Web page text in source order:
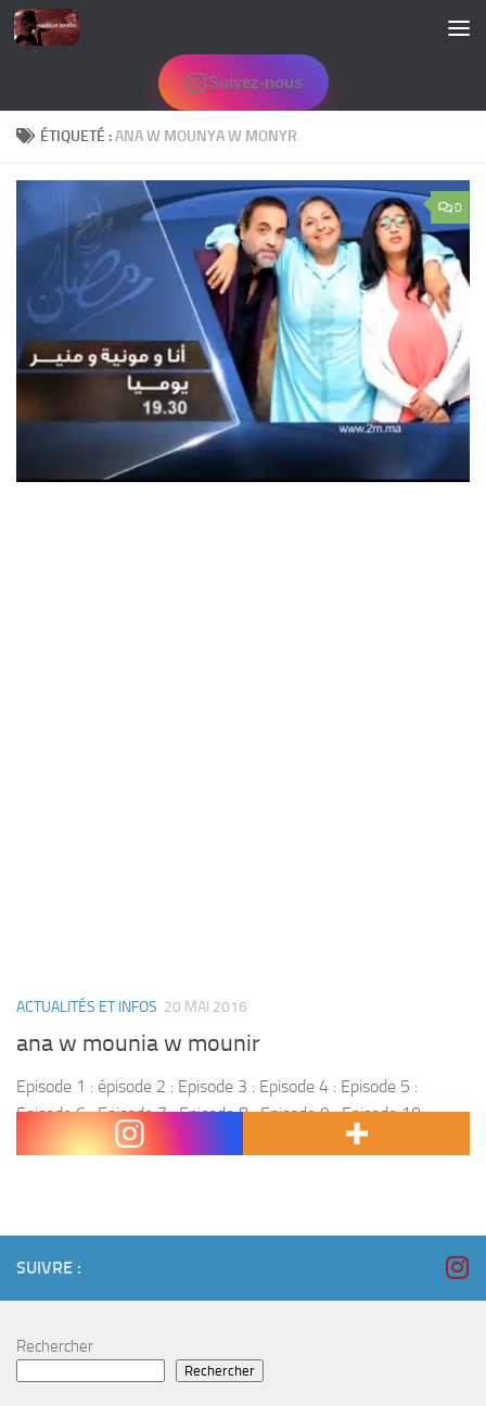
Skip to content
Suivez-nous
ÉTIQUETÉ :ANA W MOUNYA W MONYR
0
ACTUALITÉS ET INFOS 20 MAI 2016
ana w mounia w mounir
Episode 1 : épisode 2 : Episode 3 : Episode 4 : Episode 5 :
Episode 6 : Episode 7 : Episode 8 : Episode 9 : Episode 10 :
Episode 11 : Episode...
SUIVRE :
Rechercher
Rechercher